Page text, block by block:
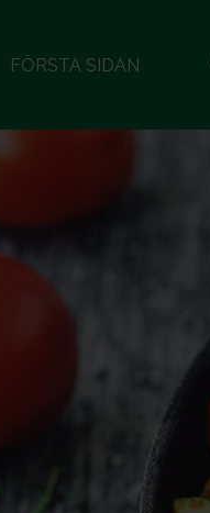
FÖRSTA SIDAN